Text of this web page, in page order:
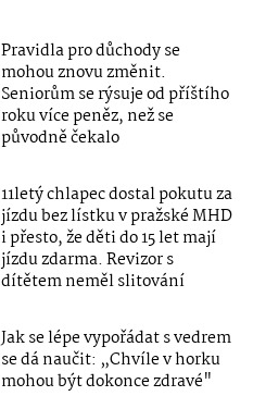
Pravidla pro důchody se
mohou znovu změnit.
Seniorům se rýsuje od příštího
roku více peněz, než se
původně čekalo
11letý chlapec dostal pokutu za
jízdu bez lístku v pražské MHD
i přesto, že děti do 15 let mají
jízdu zdarma. Revizor s
dítětem neměl slitování
Jak se lépe vypořádat s vedrem
se dá naučit: „Chvíle v horku
mohou být dokonce zdravé"